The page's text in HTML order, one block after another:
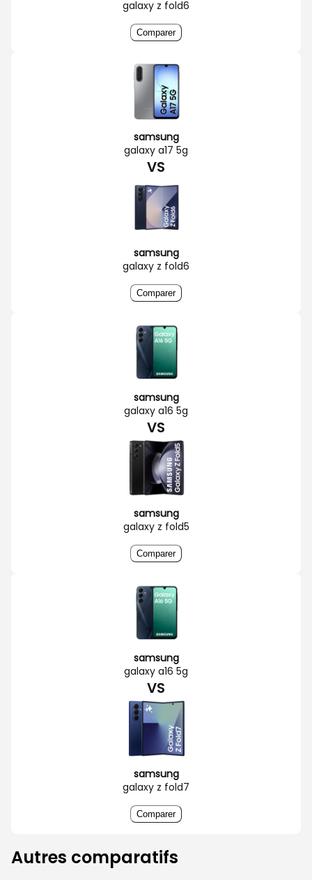
galaxy z fold6
Comparer
samsung
galaxy a17 5g
VS
samsung
galaxy z fold6
Comparer
samsung
galaxy a16 5g
VS
samsung
galaxy z fold5
Comparer
samsung
galaxy a16 5g
VS
samsung
galaxy z fold7
Comparer
Autres comparatifs